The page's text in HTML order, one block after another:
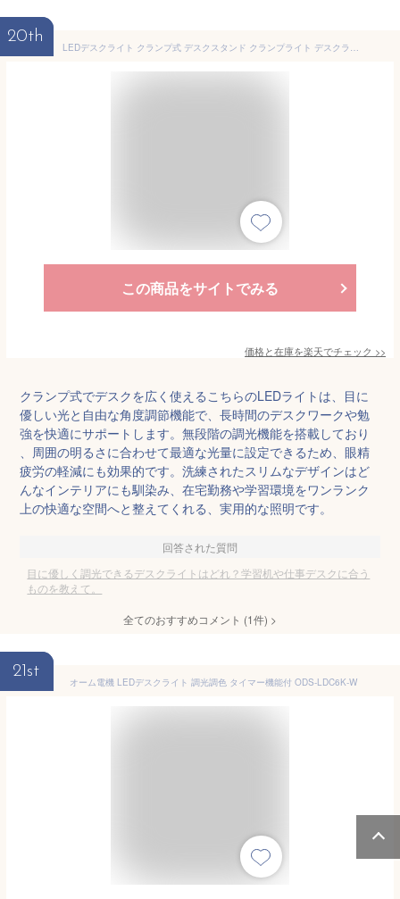
20th
LEDデスクライト クランプ式 デスクスタンド クランプライト デスクライト led 学習机 おしゃれ 電気スタンド 卓上 学習用 目に優しい 寝室 調光式 デスクスタンドライト 照明 読書灯 クランプ 万力 在宅勤務 テレワーク おすすめ
この商品をサイトでみる
価格と在庫を楽天でチェック >>
クランプ式でデスクを広く使えるこちらのLEDライトは、目に
優しい光と自由な角度調節機能で、長時間のデスクワークや勉
強を快適にサポートします。無段階の調光機能を搭載しており
、周囲の明るさに合わせて最適な光量に設定できるため、眼精
疲労の軽減にも効果的です。洗練されたスリムなデザインはど
んなインテリアにも馴染み、在宅勤務や学習環境をワンランク
上の快適な空間へと整えてくれる、実用的な照明です。
回答された質問
目に優しく調光できるデスクライトはどれ？学習机や仕事デスクに合う
ものを教えて。
全てのおすすめコメント (1件) >
21st
オーム電機 LEDデスクライト 調光調色 タイマー機能付 ODS-LDC6K-W